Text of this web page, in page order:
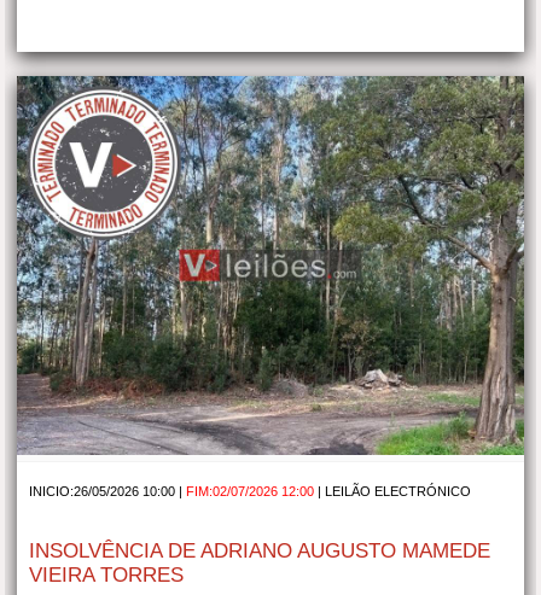
INICIO:26/05/2026 10:00 |FIM:02/07/2026 12:00 |LEILÃO ELECTRÓNICO
INSOLVÊNCIA DE ADRIANO AUGUSTO MAMEDE
VIEIRA TORRES